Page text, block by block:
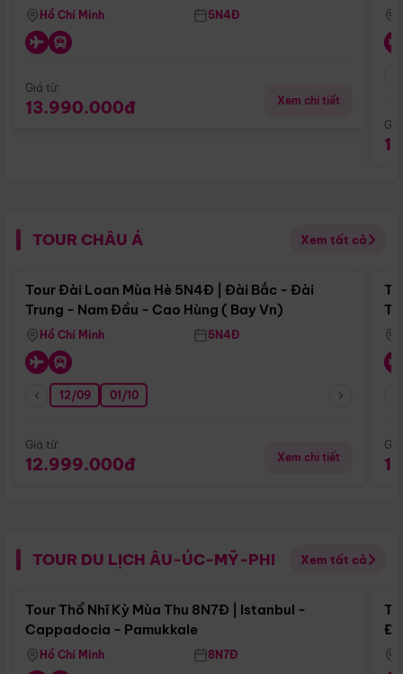
Singapore
Hồ Chí Minh 5N4Đ
Giá từ:
13.990.000đ Xem chi tiết
TOUR CHÂU Á Xem tất cả
Điểm nổi bật
Tour Đài Loan Mùa Hè 5N4Đ | Đài Bắc - Đài
Trung - Nam Đầu - Cao Hùng ( Bay Vn)
Hồ Chí Minh 5N4Đ
12/09 01/10
Giá từ:
12.999.000đ Xem chi tiết
TOUR DU LỊCH ÂU-ÚC-MỸ-PHI Xem tất cả
Điểm nổi bật
Tour Thổ Nhĩ Kỳ Mùa Thu 8N7Đ | Istanbul -
Cappadocia - Pamukkale
Hồ Chí Minh 8N7Đ